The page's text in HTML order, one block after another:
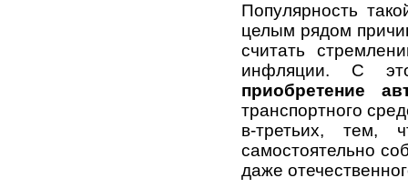
Популярность
целым рядом
считать
инфляции. С
приобретение
транспортного
в-третьих, тем,
самостоятельно
даже